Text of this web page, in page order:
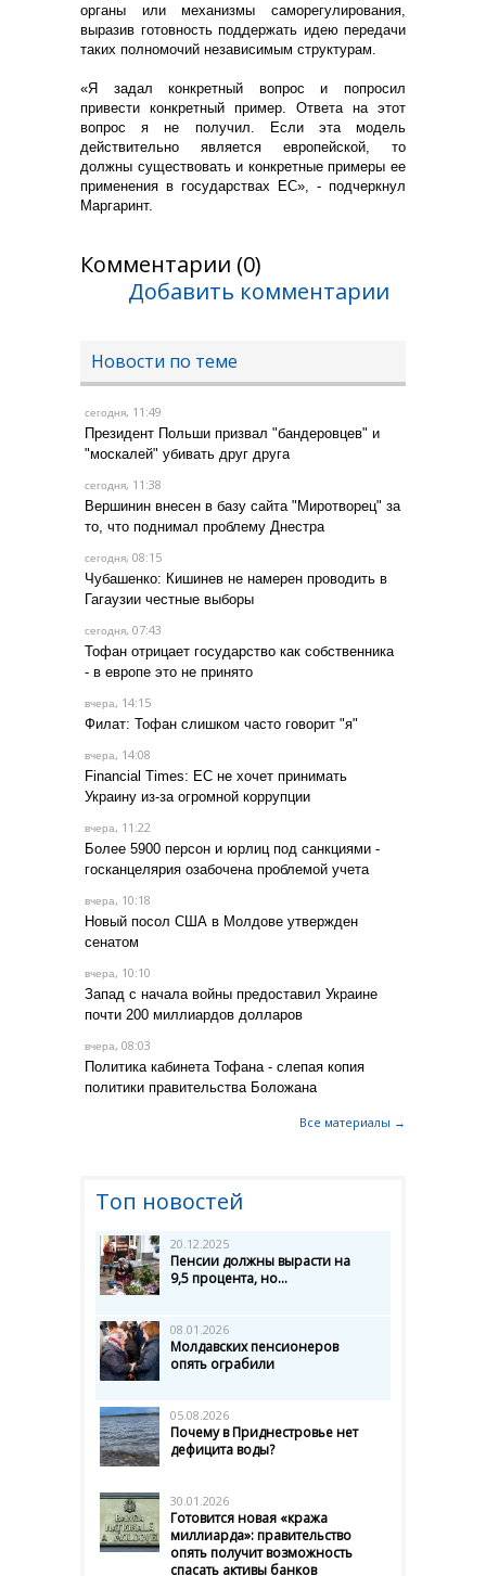
органы или механизмы саморегулирования,
выразив готовность поддержать идею передачи
таких полномочий независимым структурам.
«Я задал конкретный вопрос и попросил
привести конкретный пример. Ответа на этот
вопрос я не получил. Если эта модель
действительно является европейской, то
должны существовать и конкретные примеры ее
применения в государствах ЕС», - подчеркнул
Маргаринт.
Комментарии (0)
Добавить комментарии
Новости по теме
сегодня, 11:49
Президент Польши призвал "бандеровцев" и
"москалей" убивать друг друга
сегодня, 11:38
Вершинин внесен в базу сайта "Миротворец" за
то, что поднимал проблему Днестра
сегодня, 08:15
Чубашенко: Кишинев не намерен проводить в
Гагаузии честные выборы
сегодня, 07:43
Тофан отрицает государство как собственника
- в европе это не принято
вчера, 14:15
Филат: Тофан слишком часто говорит "я"
вчера, 14:08
Financial Times: ЕС не хочет принимать
Украину из-за огромной коррупции
вчера, 11:22
Более 5900 персон и юрлиц под санкциями -
госканцелярия озабочена проблемой учета
вчера, 10:18
Новый посол США в Молдове утвержден
сенатом
вчера, 10:10
Запад с начала войны предоставил Украине
почти 200 миллиардов долларов
вчера, 08:03
Политика кабинета Тофана - слепая копия
политики правительства Боложана
Все материалы →
Топ новостей
20.12.2025
Пенсии должны вырасти на
9,5 процента, но...
08.01.2026
Молдавских пенсионеров
опять ограбили
05.08.2026
Почему в Приднестровье нет
дефицита воды?
30.01.2026
Готовится новая «кража
миллиарда»: правительство
опять получит возможность
спасать активы банков